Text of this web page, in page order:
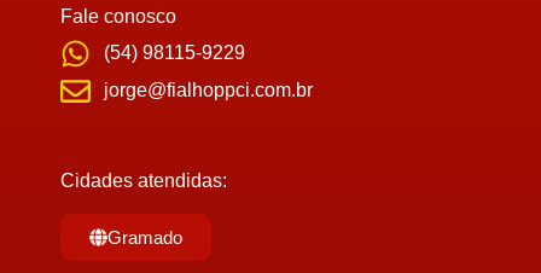
Fale conosco
(54) 98115-9229
jorge@fialhoppci.com.br
Cidades atendidas:
Gramado